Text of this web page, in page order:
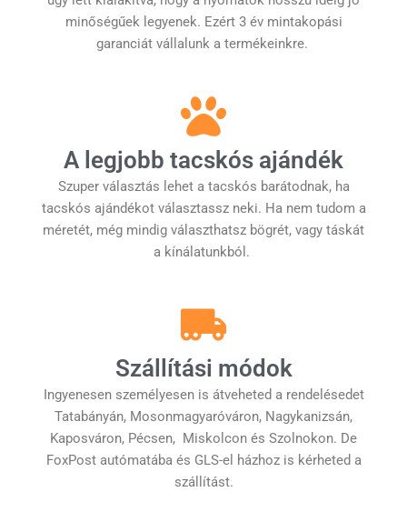
minőségűek legyenek. Ezért 3 év mintakopási
garanciát vállalunk a termékeinkre.
A legjobb tacskós ajándék
Szuper választás lehet a tacskós barátodnak, ha
tacskós ajándékot választassz neki. Ha nem tudom a
méretét, még mindig választhatsz bögrét, vagy táskát
a kínálatunkból.
Szállítási módok
Ingyenesen személyesen is átveheted a rendelésedet
Tatabányán, Mosonmagyaróváron, Nagykanizsán,
Kaposváron, Pécsen, Miskolcon és Szolnokon. De
FoxPost autómatába és GLS-el házhoz is kérheted a
szállítást.